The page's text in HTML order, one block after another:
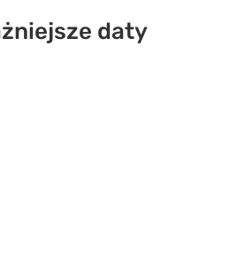
daty